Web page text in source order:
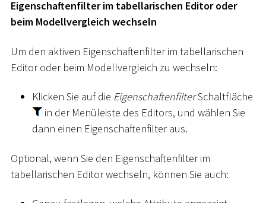
Eigenschaftenfilter im tabellarischen Editor oder
beim Modellvergleich wechseln
Um den aktiven Eigenschaftenfilter im tabellarischen
Editor oder beim Modellvergleich zu wechseln:
Klicken Sie auf die EigenschaftenfilterSchaltfläche
in der Menüleiste des Editors, und wählen Sie
dann einen Eigenschaftenfilter aus.
Optional, wenn Sie den Eigenschaftenfilter im
tabellarischen Editor wechseln, können Sie auch: